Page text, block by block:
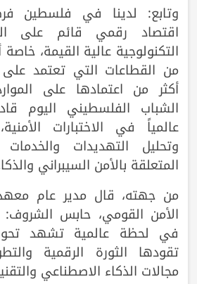
وتابع: لدينا في فلسطين
اقتصاد رقمي قائم على
التكنولوجية عالية القيمة،
من القطاعات التي تعتمد على
أكثر من اعتمادها على
الشباب الفلسطيني اليوم
عالمياً في الاختبارات
وتحليل التهديدات والخدمات
المتعلقة بالأمن السيبراني
من جهته، قال مدير عام
الأمن القومي، حابس الشروف:
في لحظة عالمية تشهد
تقودها الثورة الرقمية
مجالات الذكاء الاصطناعي